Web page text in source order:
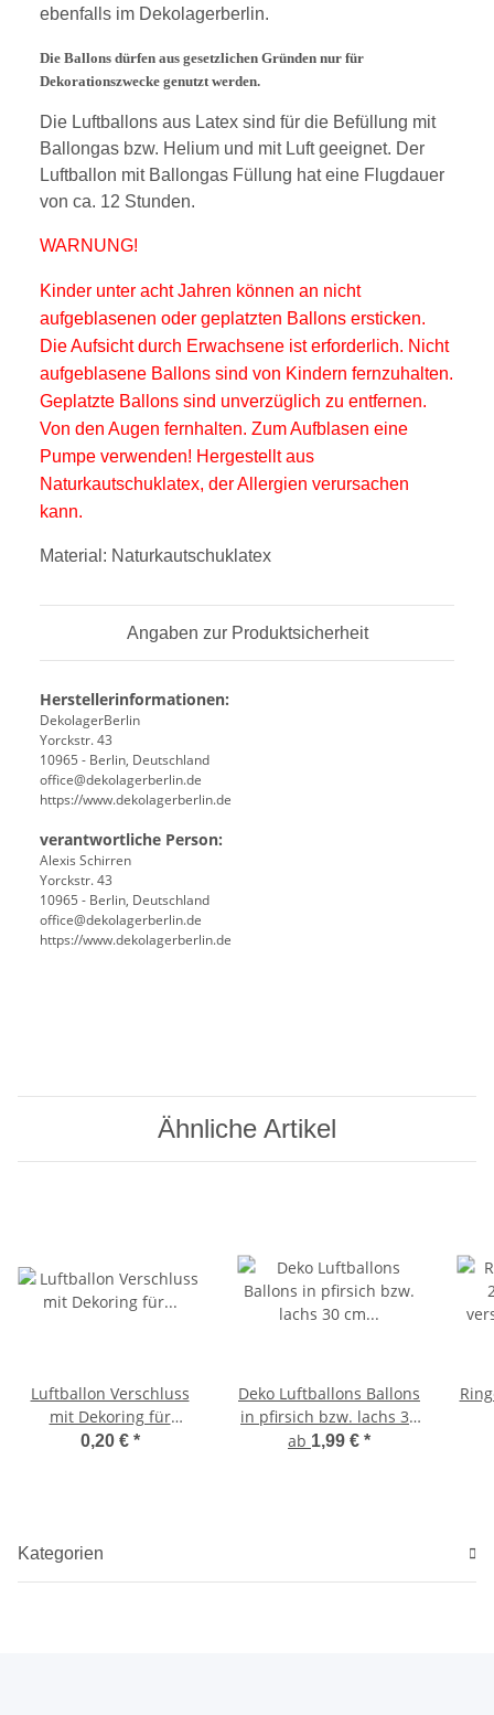
ebenfalls im Dekolagerberlin.
Die Ballons dürfen aus gesetzlichen Gründen nur für
Dekorationszwecke genutzt werden.
Die Luftballons aus Latex sind für die Befüllung mit
Ballongas bzw. Helium und mit Luft geeignet. Der
Luftballon mit Ballongas Füllung hat eine Flugdauer
von ca. 12 Stunden.
WARNUNG!
Kinder unter acht Jahren können an nicht
aufgeblasenen oder geplatzten Ballons ersticken.
Die Aufsicht durch Erwachsene ist erforderlich. Nicht
aufgeblasene Ballons sind von Kindern fernzuhalten.
Geplatzte Ballons sind unverzüglich zu entfernen.
Von den Augen fernhalten. Zum Aufblasen eine
Pumpe verwenden! Hergestellt aus
Naturkautschuklatex, der Allergien verursachen
kann.
Material: Naturkautschuklatex
Angaben zur Produktsicherheit
Herstellerinformationen:
DekolagerBerlin
Yorckstr. 43
10965 - Berlin, Deutschland
office@dekolagerberlin.de
https://www.dekolagerberlin.de
verantwortliche Person:
Alexis Schirren
Yorckstr. 43
10965 - Berlin, Deutschland
office@dekolagerberlin.de
https://www.dekolagerberlin.de
Ähnliche Artikel
Luftballon Verschluss
mit Dekoring für
luftgefüllte Ballons
0,20 € *
Deko Luftballons Ballons
in pfirsich bzw. lachs 30
cm 12"
ab 1,99 € *
Kategorien